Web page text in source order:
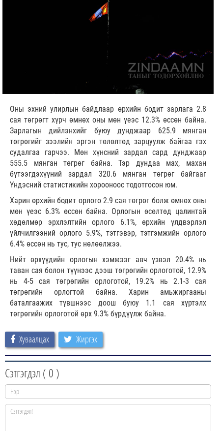
Оны эхний улирлын байдлаар өрхийн бодит зарлага 2.8
сая төгрөгт хүрч өмнөх оны мөн үеэс 12.3% өссөн байна.
Зарлагын дийлэнхийг буюу дунджаар 625.9 мянган
төгрөгийг зээлийн эргэн төлөлтөд зарцуулж байгаа гэх
судалгаа гарчээ. Мөн хүнсний зардал сард дунджаар
555.5 мянган төгрөг байна. Тэр дундаа мах, махан
бүтээгдэхүүний зардал 320.6 мянган төгрөг байгааг
Үндэсний статистикийн хорооноос тодотгосон юм.
Харин өрхийн бодит орлого 2.9 сая төгрөг болж өмнөх оны
мөн үеэс 6.3% өссөн байна. Орлогын өсөлтөд цалинтай
хөдөлмөр эрхлэлтийн орлого 6.1%, өрхийн үлдвэрлэл
үйлчилгээний орлого 5.9%, тэтгэвэр, тэтгэмжийн орлого
6.4% өссөн нь тус, тус нөлөөлжээ.
Нийт өрхүүдийн орлогын хэмжээг авч үзвэл 20.4% нь
таван сая болон түүнээс дээш төгрөгийн орлоготой, 12.9%
нь 4-5 сая төгрөгийн орлоготой, 19.2% нь 2.1-3 сая
төгрөгийн орлогтой байна. Харин амьжиргааны
баталгаажих түвшнээс доош буюу 1.1 сая хүртэлх
төгрөгийн орлоготой өрх 9.3% бүрдүүлж байна.
Хуваалцах Жиргэх
Сэтгэгдэл ( 0 )